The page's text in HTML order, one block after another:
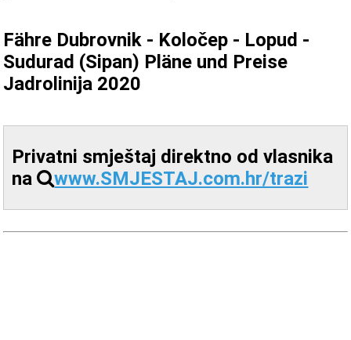
Fähre Dubrovnik - Koločep - Lopud -
Sudurad (Sipan) Pläne und Preise
Jadrolinija 2020
Privatni smještaj direktno od vlasnika
na
www.SMJESTAJ.com.hr/trazi